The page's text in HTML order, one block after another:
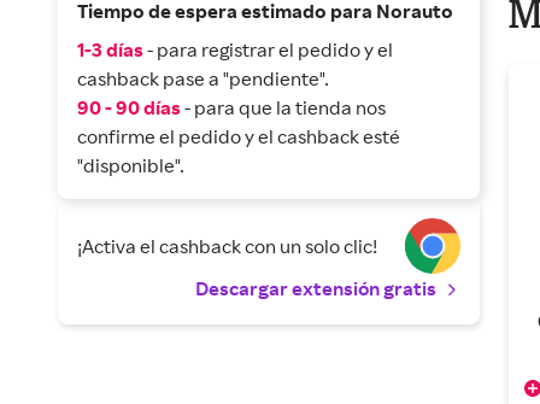
Tiempo de espera estimado para Norauto
1-3 días- para registrar el pedido y el
cashback pase a "pendiente".
90 - 90 días- para que la tienda nos
confirme el pedido y el cashback esté
"disponible".
¡Activa el cashback con un solo clic!
Descargar extensión gratis